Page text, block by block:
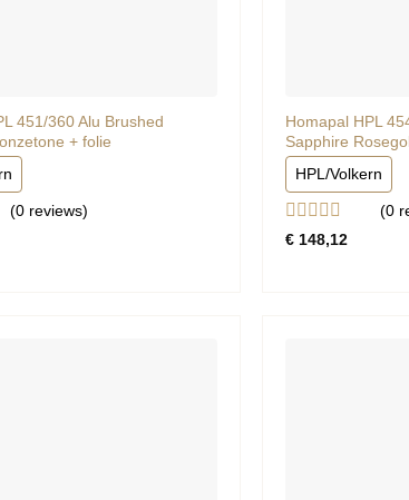
451/360 Alu Brushed
+ folie
(0reviews)
Homapal HPL
Sapphire
HPL/Volkern
Gewaardeerd
(0
€ 148,12